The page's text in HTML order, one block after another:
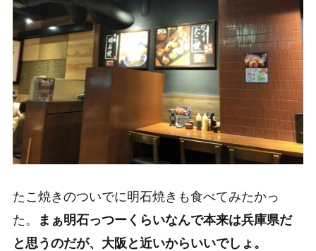
たこ焼きのついでに明石焼きも食べてみたかっ
た。
まぁ明石っつーくらいなんで本来は兵庫県だ
と思うのだが、大阪と近いからいいでしょ。